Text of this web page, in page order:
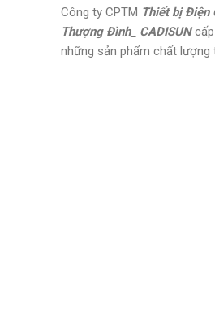
Công ty CPTM Thiết bị Điện
Thượng Đình_ CADISUNcấp
những sản phẩm chất